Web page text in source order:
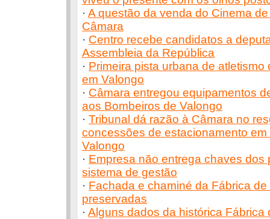
· A questão da venda do Cinema
Câmara
· Centro recebe candidatos a
Assembleia da República
· Primeira pista urbana de
em Valongo
· Câmara entregou equipamentos
aos Bombeiros de Valongo
· Tribunal dá razão à Câmara no
concessões de estacionamento
Valongo
· Empresa não entrega chaves dos
sistema de gestão
· Fachada e chaminé da Fábrica
preservadas
· Alguns dados da histórica Fábrica